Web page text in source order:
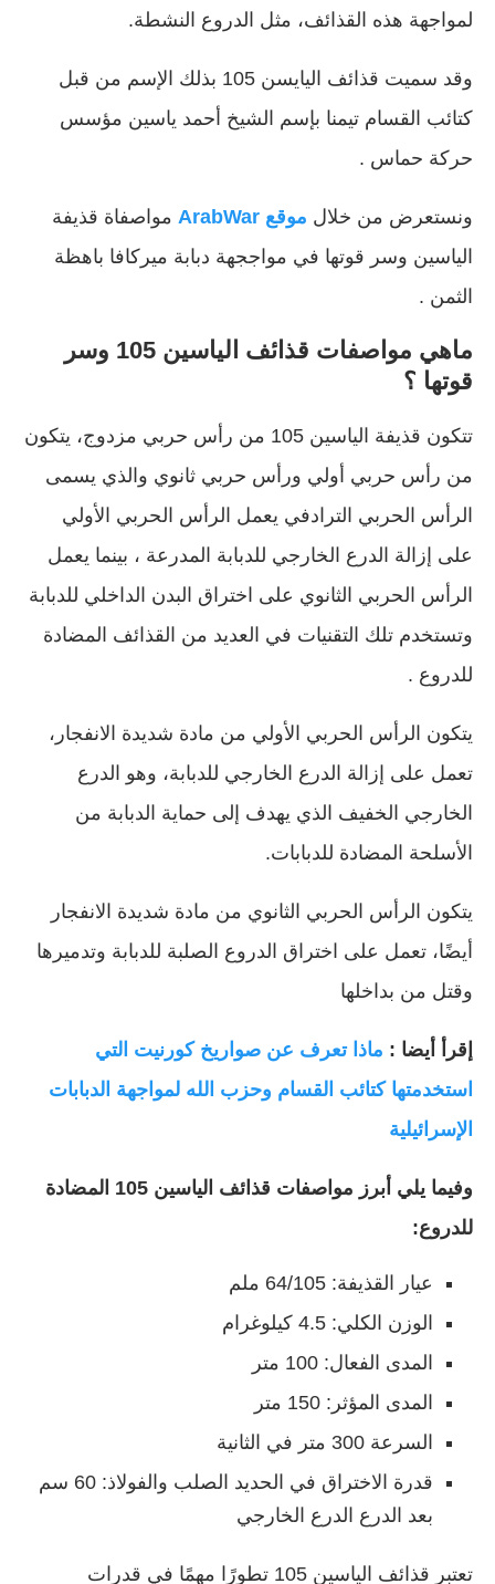
لمواجهة هذه القذائف، مثل الدروع النشطة.
وقد سميت قذائف اليايسن 105 بذلك الإسم من قبل
كتائب القسام تيمنا بإسم الشيخ أحمد ياسين مؤسس
حركة حماس .
ونستعرض من خلال موقع ArabWar
مواصفاة قذيفة
الياسين وسر قوتها في مواججهة دبابة ميركافا باهظة
الثمن .
ماهي مواصفات قذائف الياسين 105
وسر
قوتها ؟
تتكون قذيفة الياسين 105 من رأس حربي مزدوج، يتكون
من رأس حربي أولي ورأس حربي ثانوي والذي يسمى
الرأس الحربي الترادفي يعمل الرأس الحربي الأولي
على إزالة الدرع الخارجي للدبابة المدرعة ، بينما يعمل
الرأس الحربي الثانوي على اختراق البدن الداخلي للدبابة
وتستخدم تلك التقنيات في العديد من القذائف المضادة
للدروع .
يتكون الرأس الحربي الأولي من مادة شديدة الانفجار،
تعمل على إزالة الدرع الخارجي للدبابة، وهو الدرع
الخارجي الخفيف الذي يهدف إلى حماية الدبابة من
الأسلحة المضادة للدبابات.
يتكون الرأس الحربي الثانوي من مادة شديدة الانفجار
أيضًا، تعمل على اختراق الدروع الصلبة للدبابة وتدميرها
وقتل من بداخلها
إقرأ أيضا : ماذا تعرف عن صواريخ كورنيت التي
استخدمتها كتائب القسام وحزب الله لمواجهة الدبابات
الإسرائيلية
وفيما يلي أبرز مواصفات قذائف الياسين 105 المضادة
للدروع:
عيار القذيفة: 64/105 ملم
الوزن الكلي: 4.5 كيلوغرام
المدى الفعال: 100 متر
المدى المؤثر: 150 متر
السرعة 300 متر في الثانية
قدرة الاختراق في الحديد الصلب والفولاذ: 60 سم
بعد الدرع الدرع الخارجي
تعتبر قذائف الياسين 105 تطورًا مهمًا في قدرات